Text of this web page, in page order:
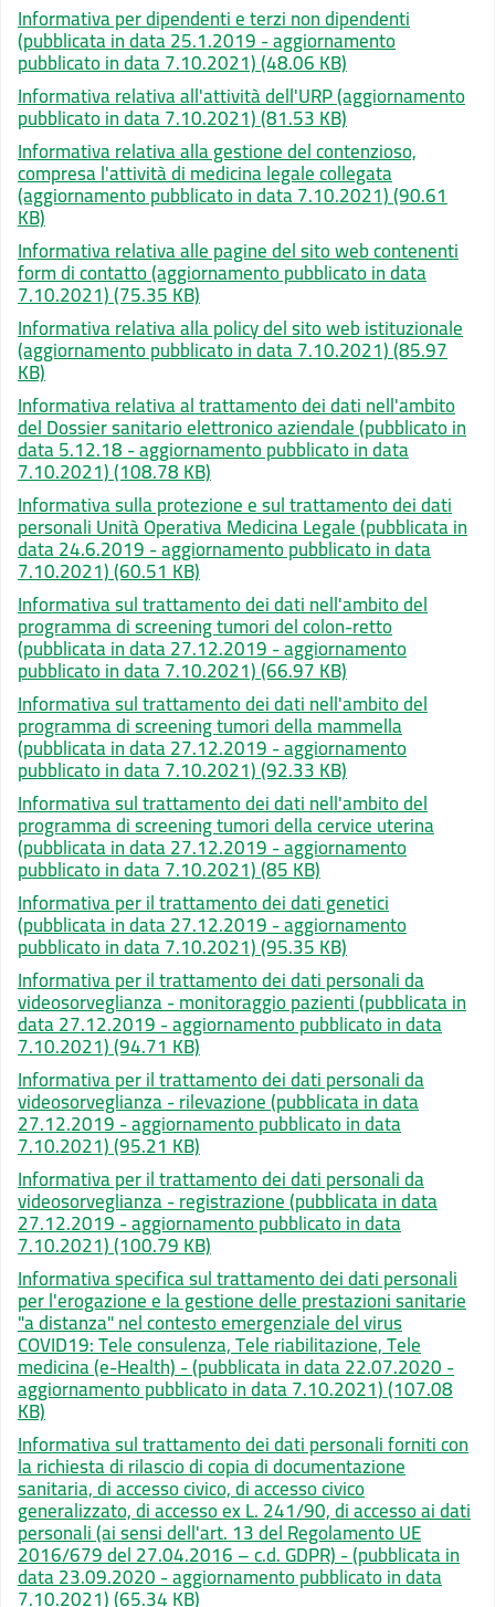
Informativa per dipendenti e terzi non dipendenti
(pubblicata in data 25.1.2019 - aggiornamento
pubblicato in data 7.10.2021)(48.06 KB)
Informativa relativa all'attività dell'URP (aggiornamento
pubblicato in data 7.10.2021)(81.53 KB)
Informativa relativa alla gestione del contenzioso,
compresa l'attività di medicina legale collegata
(aggiornamento pubblicato in data 7.10.2021)(90.61
KB)
Informativa relativa alle pagine del sito web contenenti
form di contatto (aggiornamento pubblicato in data
7.10.2021)(75.35 KB)
Informativa relativa alla policy del sito web istituzionale
(aggiornamento pubblicato in data 7.10.2021)(85.97
KB)
Informativa relativa al trattamento dei dati nell'ambito
del Dossier sanitario elettronico aziendale (pubblicato in
data 5.12.18 - aggiornamento pubblicato in data
7.10.2021)(108.78 KB)
Informativa sulla protezione e sul trattamento dei dati
personali Unità Operativa Medicina Legale (pubblicata in
data 24.6.2019 - aggiornamento pubblicato in data
7.10.2021)(60.51 KB)
Informativa sul trattamento dei dati nell'ambito del
programma di screening tumori del colon-retto
(pubblicata in data 27.12.2019 - aggiornamento
pubblicato in data 7.10.2021)(66.97 KB)
Informativa sul trattamento dei dati nell'ambito del
programma di screening tumori della mammella
(pubblicata in data 27.12.2019 - aggiornamento
pubblicato in data 7.10.2021)(92.33 KB)
Informativa sul trattamento dei dati nell'ambito del
programma di screening tumori della cervice uterina
(pubblicata in data 27.12.2019 - aggiornamento
pubblicato in data 7.10.2021)(85 KB)
Informativa per il trattamento dei dati genetici
(pubblicata in data 27.12.2019 - aggiornamento
pubblicato in data 7.10.2021)(95.35 KB)
Informativa per il trattamento dei dati personali da
videosorveglianza - monitoraggio pazienti (pubblicata in
data 27.12.2019 - aggiornamento pubblicato in data
7.10.2021)(94.71 KB)
Informativa per il trattamento dei dati personali da
videosorveglianza - rilevazione (pubblicata in data
27.12.2019 - aggiornamento pubblicato in data
7.10.2021)(95.21 KB)
Informativa per il trattamento dei dati personali da
videosorveglianza - registrazione (pubblicata in data
27.12.2019 - aggiornamento pubblicato in data
7.10.2021)(100.79 KB)
Informativa specifica sul trattamento dei dati personali
per l'erogazione e la gestione delle prestazioni sanitarie
"a distanza" nel contesto emergenziale del virus
COVID19: Tele consulenza, Tele riabilitazione, Tele
medicina (e-Health) - (pubblicata in data 22.07.2020 -
aggiornamento pubblicato in data 7.10.2021)(107.08
KB)
Informativa sul trattamento dei dati personali forniti con
la richiesta di rilascio di copia di documentazione
sanitaria, di accesso civico, di accesso civico
generalizzato, di accesso ex L. 241/90, di accesso ai dati
personali (ai sensi dell'art. 13 del Regolamento UE
2016/679 del 27.04.2016 – c.d. GDPR) - (pubblicata in
data 23.09.2020 - aggiornamento pubblicato in data
7.10.2021)(65.34 KB)